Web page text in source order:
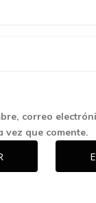
correo
vez que comente.